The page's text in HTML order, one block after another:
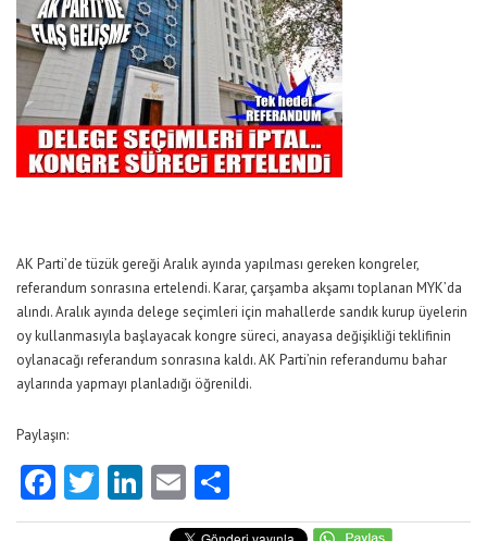
AK Parti’de tüzük gereği Aralık ayında yapılması gereken kongreler,
referandum sonrasına ertelendi. Karar, çarşamba akşamı toplanan MYK’da
alındı. Aralık ayında delege seçimleri için mahallerde sandık kurup üyelerin
oy kullanmasıyla başlayacak kongre süreci, anayasa değişikliği teklifinin
oylanacağı referandum sonrasına kaldı. AK Parti’nin referandumu bahar
aylarında yapmayı planladığı öğrenildi.
Paylaşın:
Facebook
Twitter
LinkedIn
Email